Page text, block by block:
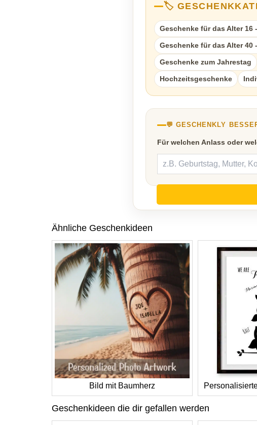
🏷️
Geschenke für das Alter 16
Geschenke für das Alter 40
Geschenke zum Jahrestag
Hochzeitsgeschenke
💬 GESCHENKLY
Für welchen Anlass oder
Ähnliche Geschenkideen
Bild mit Baumherz
Geschenkideen die dir gefallen werden